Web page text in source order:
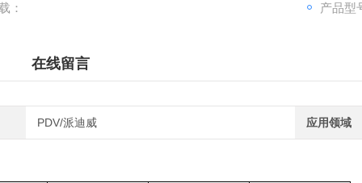
： 产品型
在线留言
PDV/派迪威 应用领域